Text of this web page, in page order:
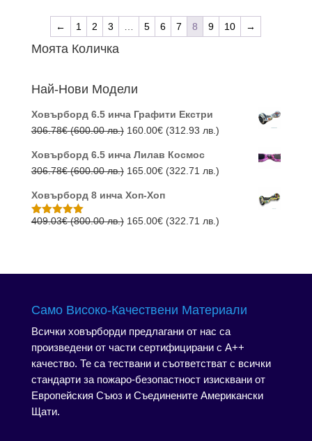
460.16€
← 1 2 3 … 5 6 7 8 9 10 →
Моята Количка
Най-Нови Модели
Ховърборд 6.5 инча Графити Екстри
306.78€ (600.00 лв.) Original
was:
306.78€
(600.00
160.00€ (312.93 лв.)Текущата
160.00€
Ховърборд 6.5 инча Лилав Космос
306.78€ (600.00 лв.) Original
was:
306.78€
165.00€ (322.71 лв.)Текущата
165.00€
Ховърборд 8 инча Хоп-Хоп
Оценено с
409.03€ (800.00 лв.) Original
165.00€ (322.71 лв.)Текущата
Само Високо-Качествени Материали
Всички ховърборди предлагани от нас са
произведени от части сертифицирани с А++
качество. Те са тествани и съответстват с всички
стандарти за пожаро-безопастност изисквани от
Европейския Съюз и Съединените Американски
Щати.